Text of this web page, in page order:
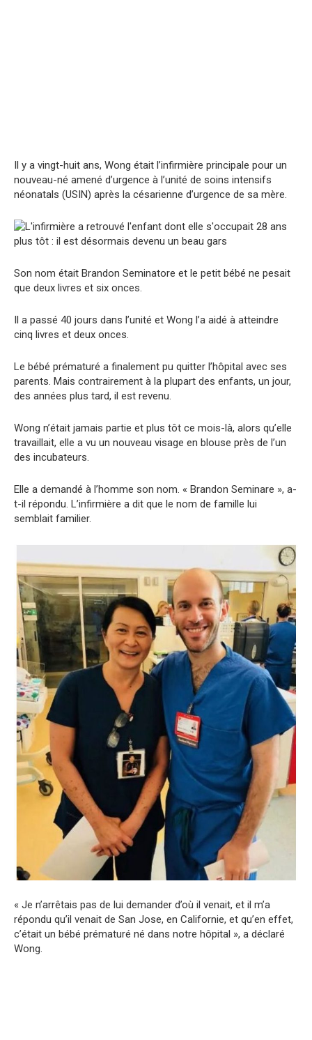
Il y a vingt-huit ans, Wong était l’infirmière principale pour un
nouveau-né amené d’urgence à l’unité de soins intensifs
néonatals (USIN) après la césarienne d’urgence de sa mère.
Son nom était Brandon Seminatore et le petit bébé ne pesait
que deux livres et six onces.
Il a passé 40 jours dans l’unité et Wong l’a aidé à atteindre
cinq livres et deux onces.
Le bébé prématuré a finalement pu quitter l’hôpital avec ses
parents. Mais contrairement à la plupart des enfants, un jour,
des années plus tard, il est revenu.
Wong n’était jamais partie et plus tôt ce mois-là, alors qu’elle
travaillait, elle a vu un nouveau visage en blouse près de l’un
des incubateurs.
Elle a demandé à l’homme son nom. « Brandon Seminare », a-
t-il répondu. L’infirmière a dit que le nom de famille lui
semblait familier.
« Je n’arrêtais pas de lui demander d’où il venait, et il m’a
répondu qu’il venait de San Jose, en Californie, et qu’en effet,
c’était un bébé prématuré né dans notre hôpital », a déclaré
Wong.